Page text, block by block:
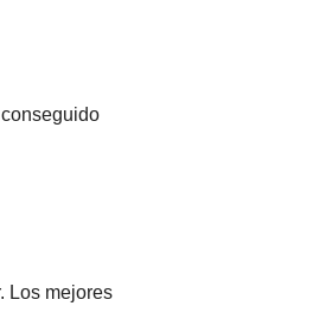
Los mejores